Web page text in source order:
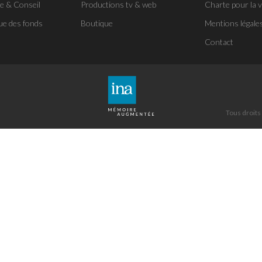
& Conseil
des fonds
Productions tv & web
Boutique
Charte pour la
Mentions
Contact
Tous